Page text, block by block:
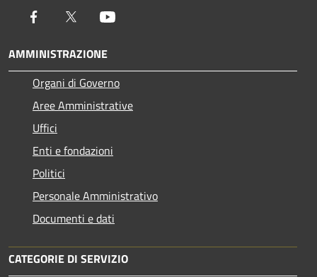
Facebook Twitter
AMMINISTRAZIONE
Organi di Governo
Aree Amministrative
Uffici
Enti e fondazioni
Politici
Personale Amministrativo
Documenti e dati
CATEGORIE DI SERVIZIO